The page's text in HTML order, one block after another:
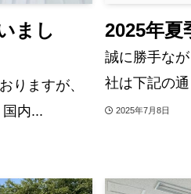
まし
りますが、
内...
2025年夏
誠に勝手な
社は下記の
2025年7月8日